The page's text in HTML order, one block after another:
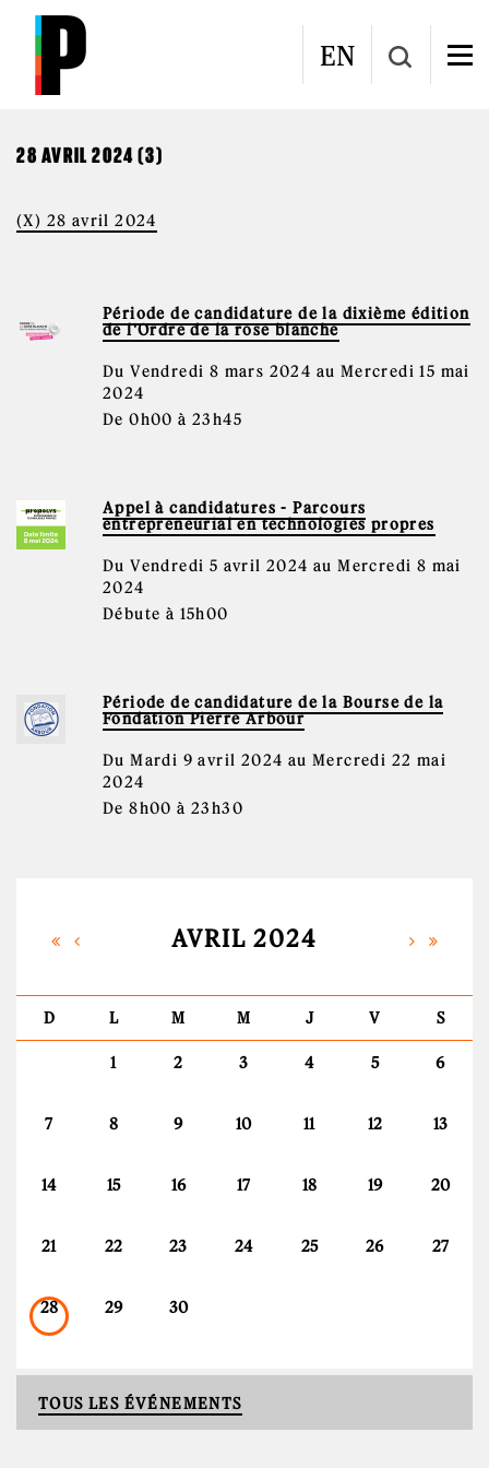
Aller au contenu principal
EN
CALENDRIER
28 AVRIL 2024 (3)
(X) 28 avril 2024
Période de candidature de la dixième édition
de l'Ordre de la rose blanche
Du Vendredi 8 mars 2024 au Mercredi 15 mai
2024
De 0h00 à 23h45
Appel à candidatures - Parcours
entrepreneurial en technologies propres
Du Vendredi 5 avril 2024 au Mercredi 8 mai
2024
Débute à 15h00
Période de candidature de la Bourse de la
Fondation Pierre Arbour
Du Mardi 9 avril 2024 au Mercredi 22 mai
2024
De 8h00 à 23h30
AVRIL 2024
D L M M J V S
1 2 3 4 5 6
7 8 9 10 11 12 13
14 15 16 17 18 19 20
21 22 23 24 25 26 27
28 29 30
TOUS LES ÉVÉNEMENTS